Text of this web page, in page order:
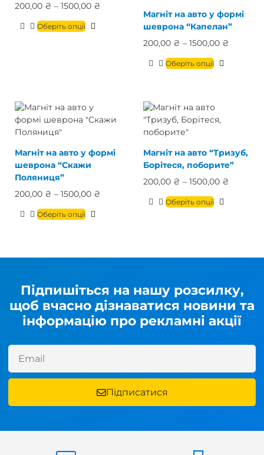
200,00 ₴ – 1500,00 ₴
Оберіть опції
Магніт на авто у формі
шеврона “Капелан”
200,00 ₴ – 1500,00 ₴
Оберіть опції
Магніт на авто у формі
шеврона “Скажи
Поляниця”
200,00 ₴ – 1500,00 ₴
Оберіть опції
Магніт на авто “Тризуб,
Борітеся, поборите”
200,00 ₴ – 1500,00 ₴
Оберіть опції
Підпишіться на нашу розсилку,
щоб вчасно дізнаватися новини та
інформацію про рекламні акції
Підписатися